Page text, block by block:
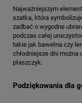
Najważniejszym
szatka, która
zadbać o wygodne
podczas całej
takie jak bawełna czy
chłodniejsze dni można
płaszczyk.
Podziękowania dla